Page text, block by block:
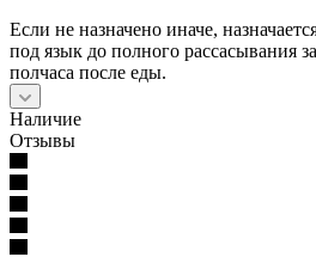
Если не назначено иначе,
под язык до полного рассасывания
полчаса после еды.
Наличие
Отзывы